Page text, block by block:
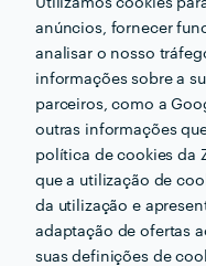
anúncios, fornecer
analisar o nosso
informações sobre a
parceiros, como a
outras informações
política de cookies da
que a utilização de
da utilização e
adaptação de ofertas
suas definições de
Em que informações
acerca do projecto
com profissionais?
Que vai trabalhar
Que formação e
sua actividade?